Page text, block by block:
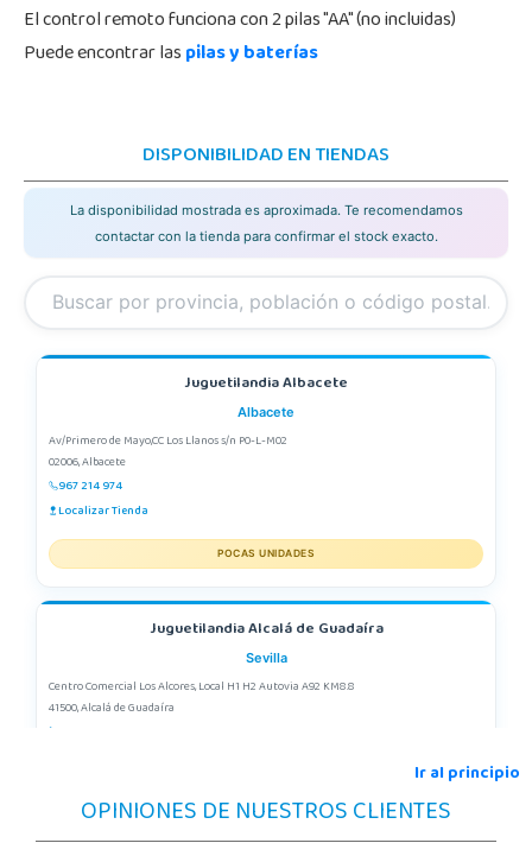
El control remoto funciona con 2 pilas "AA" (no incluidas)
Puede encontrar laspilas y baterías
DISPONIBILIDAD EN TIENDAS
La disponibilidad mostrada es aproximada. Te recomendamos
contactar con la tienda para confirmar el stock exacto.
Juguetilandia Albacete
Albacete
Av/Primero de Mayo,CC Los Llanos s/n P0-L-M02
02006, Albacete
967 214 974
Localizar Tienda
POCAS UNIDADES
Juguetilandia Alcalá de Guadaíra
Sevilla
Centro Comercial Los Alcores, Local H1 H2 Autovia A92 KM8.8
41500, Alcalá de Guadaíra
Ir al principio
OPINIONES DE NUESTROS CLIENTES